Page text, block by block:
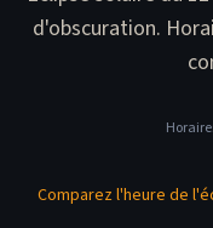
d'obscuration.
Comparez l'heure de